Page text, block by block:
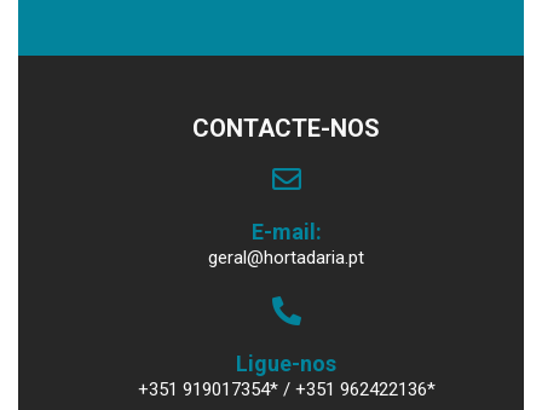
CONTACTE-NOS
E-mail:
geral@hortadaria.pt
Ligue-nos
+351 919017354* / +351 962422136*